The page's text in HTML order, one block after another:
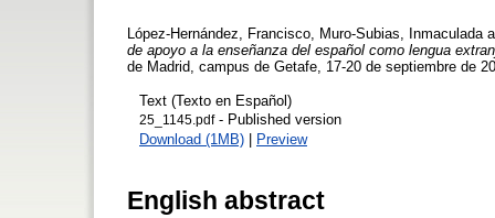
López-Hernández, Francisco Muro-Subias, Inmaculada
de apoyo a la enseñanza del español como lengua
de Madrid, campus de Getafe, 17-20 de septiembre de
Text (Texto en Español)
25_1145.pdf- Published version
Download (1MB) | Preview
English abstract